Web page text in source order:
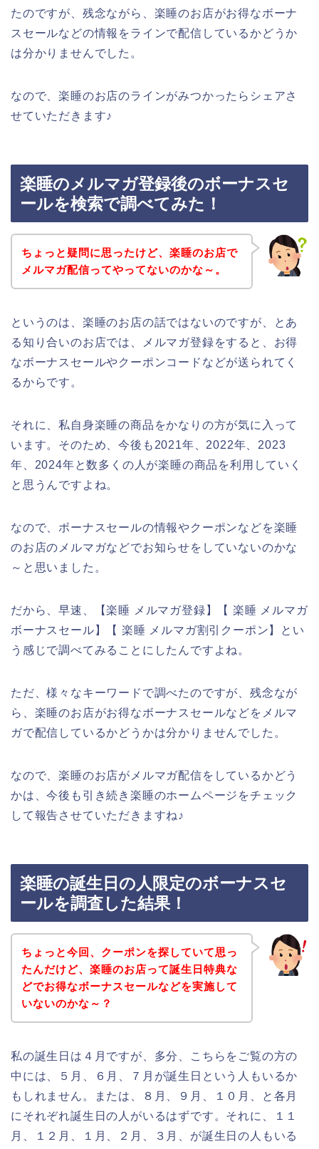
たのですが、残念ながら、楽睡のお店がお得なボーナ
スセールなどの情報をラインで配信しているかどうか
は分かりませんでした。
なので、楽睡のお店のラインがみつかったらシェアさ
せていただきます♪
楽睡のメルマガ登録後のボーナスセ
ールを検索で調べてみた！
ちょっと疑問に思ったけど、楽睡のお店で
メルマガ配信ってやってないのかな～。
というのは、楽睡のお店の話ではないのですが、とあ
る知り合いのお店では、メルマガ登録をすると、お得
なボーナスセールやクーポンコードなどが送られてく
るからです。
それに、私自身楽睡の商品をかなりの方が気に入って
います。そのため、今後も2021年、2022年、2023
年、2024年と数多くの人が楽睡の商品を利用していく
と思うんですよね。
なので、ボーナスセールの情報やクーポンなどを楽睡
のお店のメルマガなどでお知らせをしていないのかな
～と思いました。
だから、早速、【楽睡 メルマガ登録】【 楽睡 メルマガ
ボーナスセール】【 楽睡 メルマガ割引クーポン】とい
う感じで調べてみることにしたんですよね。
ただ、様々なキーワードで調べたのですが、残念なが
ら、楽睡のお店がお得なボーナスセールなどをメルマ
ガで配信しているかどうかは分かりませんでした。
なので、楽睡のお店がメルマガ配信をしているかどう
かは、今後も引き続き楽睡のホームページをチェック
して報告させていただきますね♪
楽睡の誕生日の人限定のボーナスセ
ールを調査した結果！
ちょっと今回、クーポンを探していて思っ
たんだけど、楽睡のお店って誕生日特典な
どでお得なボーナスセールなどを実施して
いないのかな～？
私の誕生日は４月ですが、多分、こちらをご覧の方の
中には、５月、６月、７月が誕生日という人もいるか
もしれません。または、８月、９月、１０月、と各月
にそれぞれ誕生日の人がいるはずです。それに、１１
月、１２月、１月、２月、３月、が誕生日の人もいる